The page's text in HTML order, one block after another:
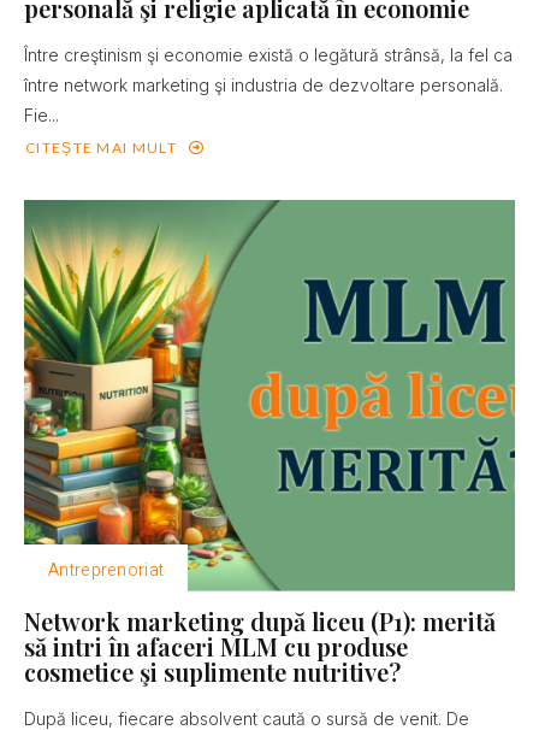
personală şi religie aplicată în economie
Între creştinism şi economie există o legătură strânsă, la fel ca
între network marketing şi industria de dezvoltare personală.
Fie...
CITEȘTE MAI MULT
Antreprenoriat
Network marketing după liceu (P1): merită
să intri în afaceri MLM cu produse
cosmetice şi suplimente nutritive?
După liceu, fiecare absolvent caută o sursă de venit. De